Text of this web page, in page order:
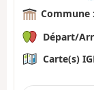
Commune :
Départ/
Carte(s)